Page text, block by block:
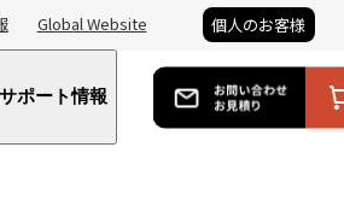
Global Website 個人のお客様
サポート情報